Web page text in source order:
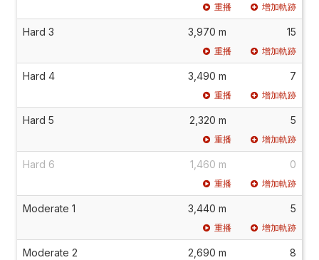
重播 增加軌跡
Hard 3 3,970 m 15
重播 增加軌跡
Hard 4 3,490 m 7
重播 增加軌跡
Hard 5 2,320 m 5
重播 增加軌跡
Hard 6 1,460 m 0
重播 增加軌跡
Moderate 1 3,440 m 5
重播 增加軌跡
Moderate 2 2,690 m 8